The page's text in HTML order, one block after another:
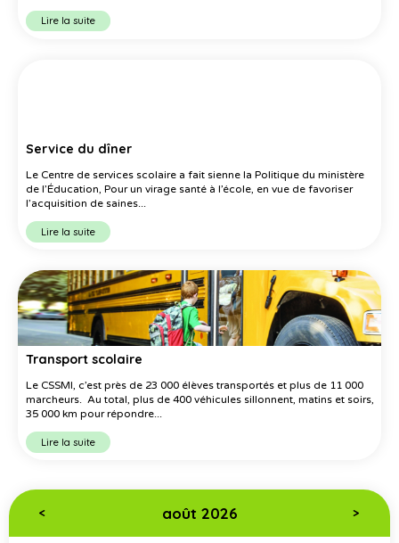
Lire la suite
Service du dîner
Le Centre de services scolaire a fait sienne la Politique du ministère
de l’Éducation, Pour un virage santé à l’école, en vue de favoriser
l’acquisition de saines...
Lire la suite
Transport scolaire
Le CSSMI, c’est près de 23 000 élèves transportés et plus de 11 000
marcheurs. Au total, plus de 400 véhicules sillonnent, matins et soirs,
35 000 km pour répondre...
Lire la suite
< août 2026 >